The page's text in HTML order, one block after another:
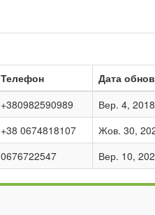
Телефон Дата
+380982590989
Вер. 4, 2018
+38 0674818107
Жов. 30,
0676722547 Вер. 10,